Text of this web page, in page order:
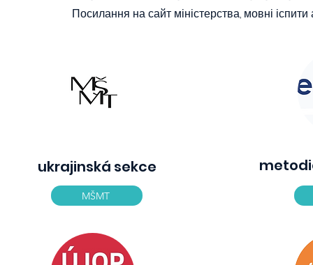
Посилання на сайт міністерства, мовні
ukrajinská sekce
MŠMT